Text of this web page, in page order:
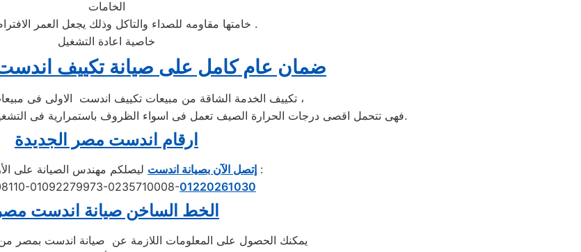
الخامات
خامتها مقاومه للصداء والتاكل وذلك يجعل العمر الافتراضي اطول .
خاصية اعادة التشغيل
ضمان عام كامل على صيانة تكييف
تكييف الخدمة الشاقة من مبيعات تكييف اندست الاولى فى مبيعات التكييف فى مصر ،
فهى تتحمل اقصى درجات الحرارة الصيف تعمل فى اسواء الظروف باستمرارية فى التشغيل المتواصل حيث لا يضاهيها اى تكييف اخر.
ارقام اندست مصر الجديدة
إتصل الآن بصيانة اندست ليصلكم مهندس الصيانة على الأرقام التالية :
01092279973-0235710008-01220261030
الخط الساخن صيانة اندست
يمكنك الحصول على المعلومات اللازمة عن صيانة اندست بمصر